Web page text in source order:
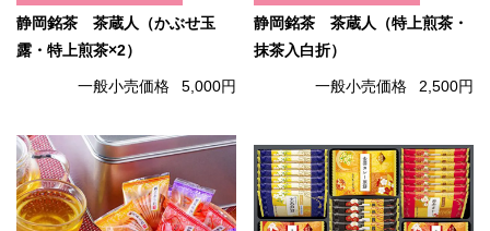
静岡銘茶 茶蔵人（かぶせ玉
露・特上煎茶×2）
一般小売価格 5,000円
静岡銘茶 茶蔵人（特上煎茶・
抹茶入白折）
一般小売価格 2,500円